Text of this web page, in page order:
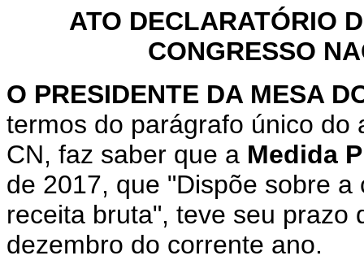
ATO DECLARATÓRIO
CONGRESSO
O PRESIDENTE DA MESA
termos do parágrafo único do
CN, faz saber que a Medida
de 2017, que "Dispõe sobre
receita bruta", teve seu prazo
dezembro do corrente ano.